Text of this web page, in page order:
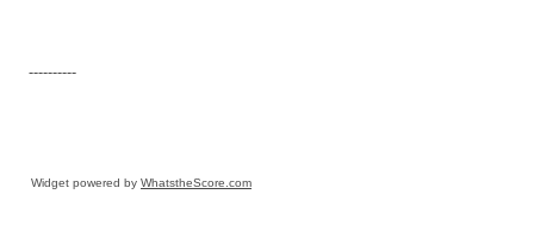
----------
Widget powered by WhatstheScore.com